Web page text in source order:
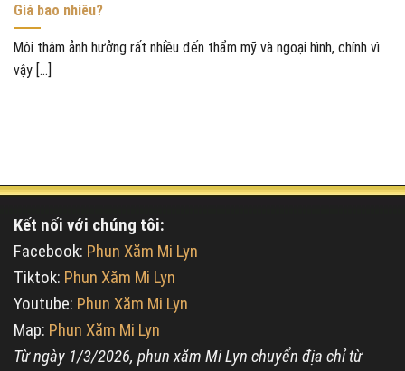
Giá bao nhiêu?
Môi thâm ảnh hưởng rất nhiều đến thẩm mỹ và ngoại hình, chính vì
vậy [...]
Kết nối với chúng tôi:
Facebook: Phun Xăm Mi Lyn
Tiktok: Phun Xăm Mi Lyn
Youtube: Phun Xăm Mi Lyn
Map: Phun Xăm Mi Lyn
Từ ngày 1/3/2026, phun xăm Mi Lyn chuyển địa chỉ từ